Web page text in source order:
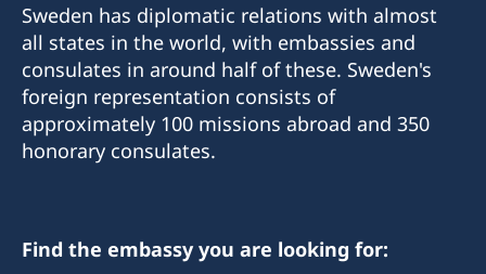
电子邮件
generalkonsulat.shanghai@gov.se
传真
+86 21 5359 9633
09:00-17:00
Sweden has diplomatic relations with almost
all states in the world, with embassies and
consulates in around half of these. Sweden's
foreign representation consists of
approximately 100 missions abroad and 350
honorary consulates.
Find the embassy you are looking for: